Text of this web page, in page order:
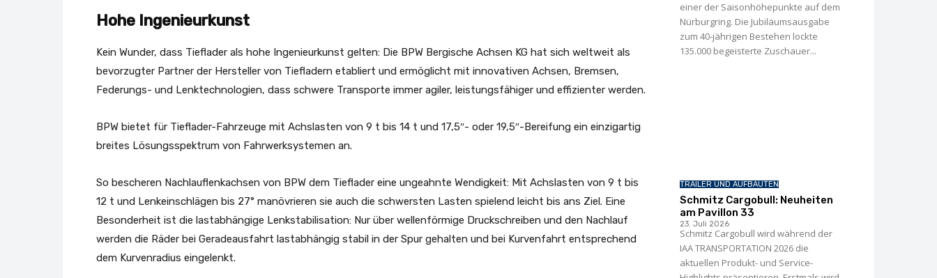
Hohe Ingenieurkunst
Kein Wunder, dass Tieflader als hohe Ingenieurkunst gelten: Die BPW Bergische Achsen KG hat sich weltweit als
bevorzugter Partner der Hersteller von Tiefladern etabliert und ermöglicht mit innovativen Achsen, Bremsen,
Federungs- und Lenktechnologien, dass schwere Transporte immer agiler, leistungsfähiger und effizienter werden.
BPW bietet für Tieflader-Fahrzeuge mit Achslasten von 9 t bis 14 t und 17,5″- oder 19,5″-Bereifung ein einzigartig
breites Lösungsspektrum von Fahrwerksystemen an.
So bescheren Nachlauflenkachsen von BPW dem Tieflader eine ungeahnte Wendigkeit: Mit Achslasten von 9 t bis
12 t und Lenkeinschlägen bis 27° manövrieren sie auch die schwersten Lasten spielend leicht bis ans Ziel. Eine
Besonderheit ist die lastabhängige Lenkstabilisation: Nur über wellenförmige Druckschreiben und den Nachlauf
werden die Räder bei Geradeausfahrt lastabhängig stabil in der Spur gehalten und bei Kurvenfahrt entsprechend
dem Kurvenradius eingelenkt.
einer der Saisonhöhepunkte auf dem
Nürburgring. Die Jubiläumsausgabe
zum 40-jährigen Bestehen lockte
135.000 begeisterte Zuschauer...
TRAILER UND AUFBAUTEN
Schmitz Cargobull: Neuheiten
am Pavillon 33
23. Juli 2026
Schmitz Cargobull wird während der
IAA TRANSPORTATION 2026 die
aktuellen Produkt- und Service-